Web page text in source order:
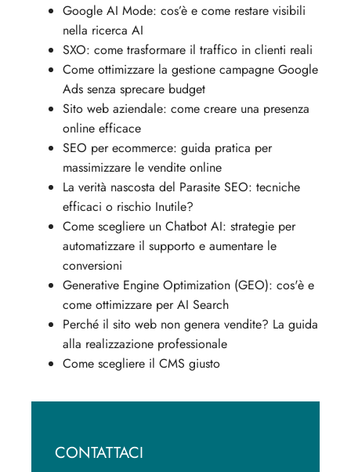
Google AI Mode: cos’è e come restare visibili
nella ricerca AI
SXO: come trasformare il traffico in clienti reali
Come ottimizzare la gestione campagne Google
Ads senza sprecare budget
Sito web aziendale: come creare una presenza
online efficace
SEO per ecommerce: guida pratica per
massimizzare le vendite online
La verità nascosta del Parasite SEO: tecniche
efficaci o rischio Inutile?
Come scegliere un Chatbot AI: strategie per
automatizzare il supporto e aumentare le
conversioni
Generative Engine Optimization (GEO): cos'è e
come ottimizzare per AI Search
Perché il sito web non genera vendite? La guida
alla realizzazione professionale
Come scegliere il CMS giusto
CONTATTACI